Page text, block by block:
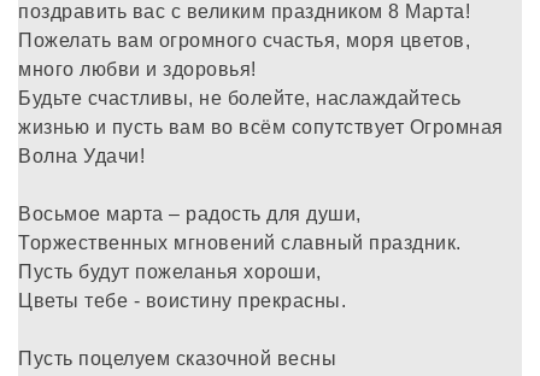
поздравить вас с великим праздником 8 Марта!
Пожелать вам огромного счастья, моря цветов,
много любви и здоровья!
Будьте счастливы, не болейте, наслаждайтесь
жизнью и пусть вам во всём сопутствует Огромная
Волна Удачи!
Восьмое марта – радость для души,
Торжественных мгновений славный праздник.
Пусть будут пожеланья хороши,
Цветы тебе - воистину прекрасны.
Пусть поцелуем сказочной весны